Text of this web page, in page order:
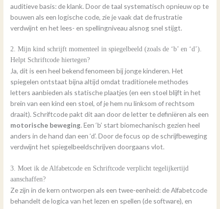
auditieve basis: de klank. Door de taal systematisch opnieuw op te
bouwen als een logische code, zie je vaak dat de frustratie
verdwijnt en het lees- en spellingniveau alsnog snel stijgt.
2. Mijn kind schrijft momenteel in spiegelbeeld (zoals de ‘b’ en ‘d’).
Helpt Schriftcode hiertegen?
Ja, dit is een heel bekend fenomeen bij jonge kinderen. Het
spiegelen ontstaat bijna altijd omdat traditionele methodes
letters aanbieden als statische plaatjes (en een stoel blijft in het
brein van een kind een stoel, of je hem nu linksom of rechtsom
draait). Schriftcode pakt dit aan door de letter te definiëren als een
motorische beweging. Een ‘b’ start biomechanisch gezien heel
anders in de hand dan een ‘d’. Door de focus op de schrijfbeweging
verdwijnt het spiegelbeeldschrijven doorgaans vlot.
3. Moet ik de Alfabetcode en Schriftcode verplicht tegelijkertijd
aanschaffen?
Ze zijn in de kern ontworpen als een twee-eenheid: de Alfabetcode
behandelt de logica van het lezen en spellen (de software), en